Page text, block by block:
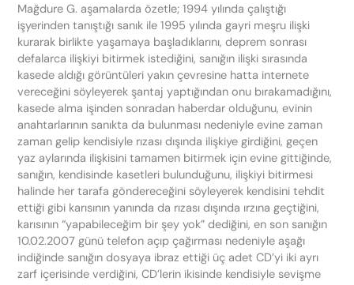
Mağdure G. aşamalarda özetle; 1994 yılında çalıştığı
işyerinden tanıştığı sanık ile 1995 yılında gayri meşru ilişki
kurarak birlikte yaşamaya başladıklarını, deprem sonrası
defalarca ilişkiyi bitirmek istediğini, sanığın ilişki sırasında
kasede aldığı görüntüleri yakın çevresine hatta internete
vereceğini söyleyerek şantaj yaptığından onu bırakamadığını,
kasede alma işinden sonradan haberdar olduğunu, evinin
anahtarlarının sanıkta da bulunması nedeniyle evine zaman
zaman gelip kendisiyle rızası dışında ilişkiye girdiğini, geçen
yaz aylarında ilişkisini tamamen bitirmek için evine gittiğinde,
sanığın, kendisinde kasetleri bulunduğunu, ilişkiyi bitirmesi
halinde her tarafa göndereceğini söyleyerek kendisini tehdit
ettiği gibi karısının yanında da rızası dışında ırzına geçtiğini,
karısının “yapabileceğim bir şey yok” dediğini, en son sanığın
10.02.2007 günü telefon açıp çağırması nedeniyle aşağı
indiğinde sanığın dosyaya ibraz ettiği üç adet CD’yi iki ayrı
zarf içerisinde verdiğini, CD’lerin ikisinde kendisiyle sevişme